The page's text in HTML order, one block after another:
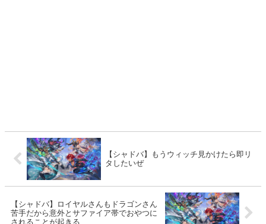
【シャドバ】もうウィッチ見かけたら即リ
タしたいぜ
【シャドバ】ロイヤルさんもドラゴンさん
苦手だから意外とサファイア帯でおやつに
されることが起きる